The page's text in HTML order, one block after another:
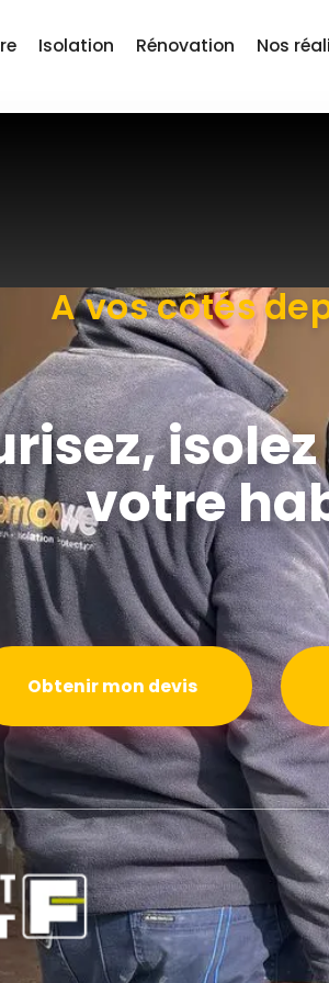
Isolation Rénovation Nos
A vos côtés
votre
Obtenir mon devis